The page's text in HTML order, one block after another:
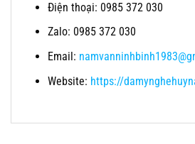
Điện thoại: 0985 372 030
Zalo: 0985 372 030
Email:
Website: https://